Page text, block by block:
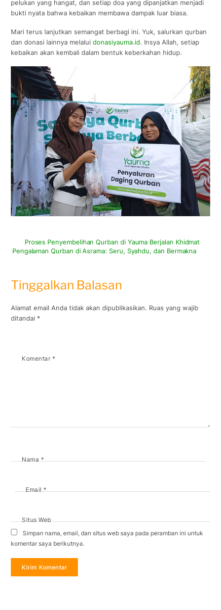
pelukan yang hangat, dan setiap doa yang dipanjatkan menjadi
bukti nyata bahwa kebaikan membawa dampak luar biasa.
Mari terus lanjutkan semangat berbagi ini. Yuk, salurkan qurban
dan donasi lainnya melaluidonasiyauma.id. Insya Allah, setiap
kebaikan akan kembali dalam bentuk keberkahan hidup.
Proses Penyembelihan Qurban di Yauma Berjalan Khidmat
Pengalaman Qurban di Asrama: Seru, Syahdu, dan Bermakna
Tinggalkan Balasan
Alamat email Anda tidak akan dipublikasikan. Ruas yang wajib
ditandai *
Komentar *
Nama*
Email*
Situs Web
Simpan nama, email, dan situs web saya pada peramban ini untuk
komentar saya berikutnya.